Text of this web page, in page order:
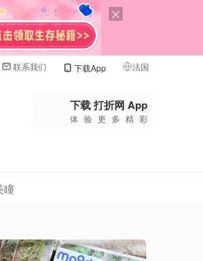
联系我们 下载App 法国
🇺🇸美国
🇨🇳中国
🇫🇷法国
下载 打折网 App
体验更多精彩
瞳